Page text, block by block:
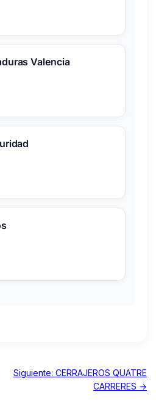
Valencia
Siguiente: CERRAJEROS QUATRE
CARRERES →